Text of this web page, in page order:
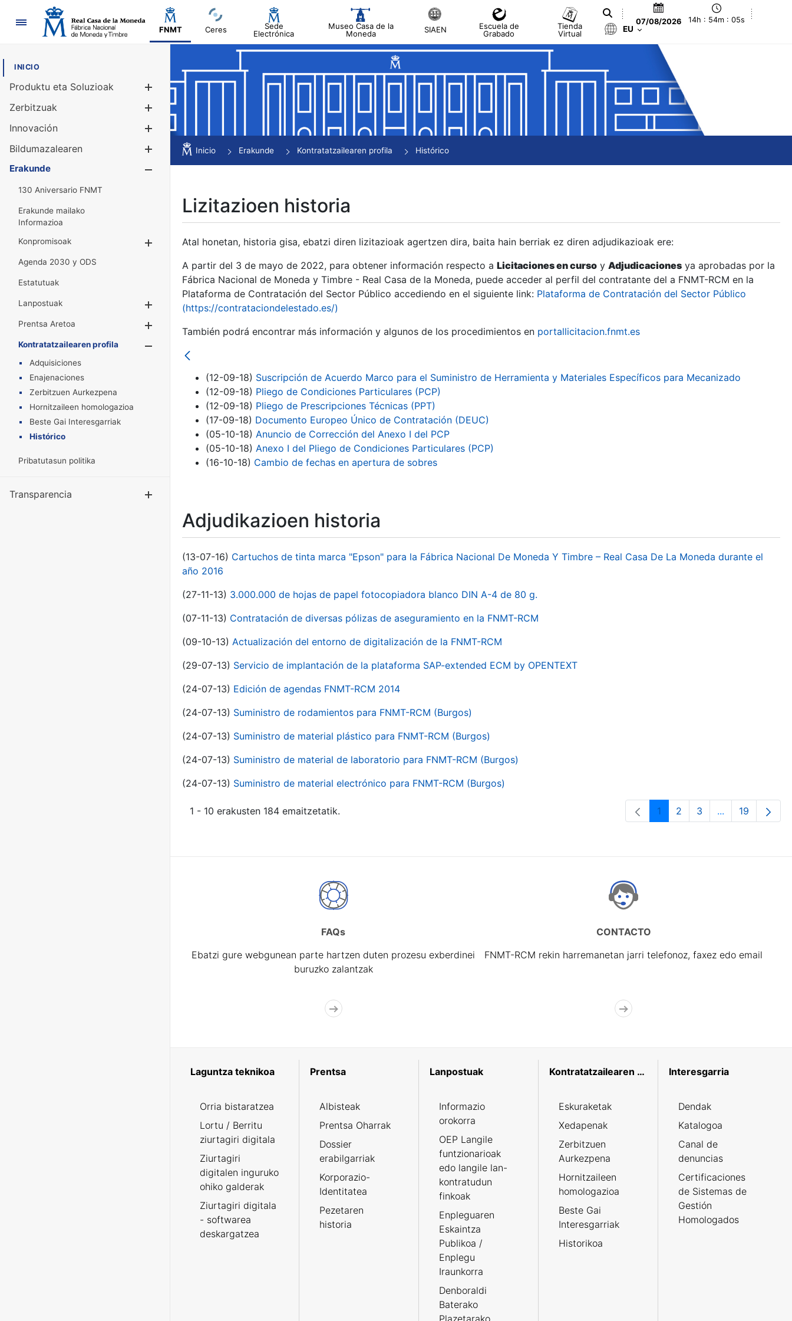
Nabigazioa
FNMT Ceres
Sede
Electrónica
Museo Casa de la
Moneda
SIAEN
Escuela de
Grabado
Tienda
Virtual
07/08/2026 14h : 54m : 06s
EU
INICIO
Produktu eta Soluzioak
Erakutsi/Ezkutatu
Zerbitzuak
Innovación
Bildumazalearen
Erakutsi/Ezkutatu
Erakunde
130 Aniversario FNMT
Erakunde mailako
Informazioa
Konpromisoak
Erakutsi/Ezkutatu
Agenda 2030 y ODS
Estatutuak
Lanpostuak
Erakutsi/Ezkutatu
Prentsa Aretoa
Erakutsi/Ezkutatu
Kontratatzailearen profila
Adquisiciones
Enajenaciones
Zerbitzuen Aurkezpena
Hornitzaileen homologazioa
Beste Gai Interesgarriak
Histórico
Pribatutasun politika
Transparencia
Inicio Erakunde Kontratatzailearen profila Histórico
Lizitazioen historia
Atal honetan, historia gisa, ebatzi diren lizitazioak agertzen dira, baita hain berriak ez diren adjudikazioak ere:
A partir del 3 de mayo de 2022, para obtener información respecto a Licitaciones en curso y Adjudicaciones ya aprobadas por la
Fábrica Nacional de Moneda y Timbre - Real Casa de la Moneda, puede acceder al perfil del contratante del a FNMT-RCM en la
Plataforma de Contratación del Sector Público accediendo en el siguiente link: Plataforma de Contratación del Sector Público
(https://contrataciondelestado.es/)
También podrá encontrar más información y algunos de los procedimientos en portallicitacion.fnmt.es
(12-09-18) Suscripción de Acuerdo Marco para el Suministro de Herramienta y Materiales Específicos para Mecanizado
(12-09-18) Pliego de Condiciones Particulares (PCP)
(12-09-18) Pliego de Prescripciones Técnicas (PPT)
(17-09-18) Documento Europeo Único de Contratación (DEUC)
(05-10-18) Anuncio de Corrección del Anexo I del PCP
(05-10-18) Anexo I del Pliego de Condiciones Particulares (PCP)
(16-10-18) Cambio de fechas en apertura de sobres
Adjudikazioen historia
(13-07-16) Cartuchos de tinta marca "Epson" para la Fábrica Nacional De Moneda Y Timbre – Real Casa De La Moneda durante el
año 2016
(27-11-13) 3.000.000 de hojas de papel fotocopiadora blanco DIN A-4 de 80 g.
(07-11-13) Contratación de diversas pólizas de aseguramiento en la FNMT-RCM
(09-10-13) Actualización del entorno de digitalización de la FNMT-RCM
(29-07-13) Servicio de implantación de la plataforma SAP-extended ECM by OPENTEXT
(24-07-13) Edición de agendas FNMT-RCM 2014
(24-07-13) Suministro de rodamientos para FNMT-RCM (Burgos)
(24-07-13) Suministro de material plástico para FNMT-RCM (Burgos)
(24-07-13) Suministro de material de laboratorio para FNMT-RCM (Burgos)
(24-07-13) Suministro de material electrónico para FNMT-RCM (Burgos)
1 - 10 erakusten 184 emaitzetatik. Orrialdea
1 Orrialdea
2 Orrialdea
3 ...Intermediate
Orrialdea
19
FAQs
Ebatzi gure webgunean parte hartzen duten prozesu exberdinei
buruzko zalantzak
CONTACTO
FNMT-RCM rekin harremanetan jarri telefonoz, faxez edo email
Laguntza teknikoa
Orria bistaratzea
Lortu / Berritu
ziurtagiri digitala
Ziurtagiri
digitalen inguruko
ohiko galderak
Ziurtagiri digitala
- softwarea
deskargatzea
Prentsa
Albisteak
Prentsa Oharrak
Dossier
erabilgarriak
Korporazio-
Identitatea
Pezetaren
historia
Lanpostuak
Informazio
orokorra
OEP Langile
funtzionarioak
edo langile lan-
kontratudun
finkoak
Enpleguaren
Eskaintza
Publikoa /
Enplegu
Iraunkorra
Denboraldi
Baterako
Kontratatzailearen profila
Eskuraketak
Xedapenak
Zerbitzuen
Aurkezpena
Hornitzaileen
homologazioa
Beste Gai
Interesgarriak
Historikoa
Interesgarria
Dendak
Katalogoa
Canal de
denuncias
Certificaciones
de Sistemas de
Gestión
Homologados